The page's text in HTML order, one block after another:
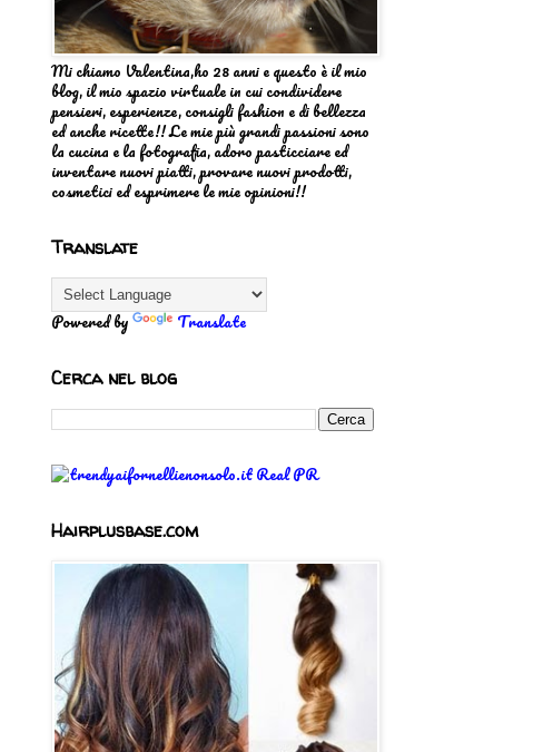
Mi chiamo Valentina,ho 28 anni e questo è il mio
blog, il mio spazio virtuale in cui condividere
pensieri, esperienze, consigli fashion e di bellezza
ed anche ricette!! Le mie più grandi passioni sono
la cucina e la fotografia, adoro pasticciare ed
inventare nuovi piatti, provare nuovi prodotti,
cosmetici ed esprimere le mie opinioni!!
Translate
Powered by Translate
Cerca nel blog
Hairplusbase.com